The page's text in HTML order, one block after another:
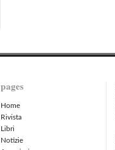
pages
Home
Rivista
Libri
Notizie